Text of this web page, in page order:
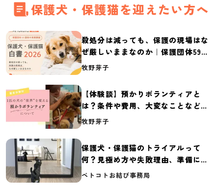
保護犬・保護猫を迎えたい方へ
殺処分は減っても、保護の現場はな
ぜ厳しいままなのか｜保護団体59団
体の実態調査【保護犬・保護猫白書
牧野芽子
【体験談】預かりボランティアと
は？条件や費用、大変なことなど紹
介
牧野芽子
保護犬・保護猫のトライアルって
何？見極め方や失敗理由、準備に必
要なものを紹介
ペトコトお結び事務局